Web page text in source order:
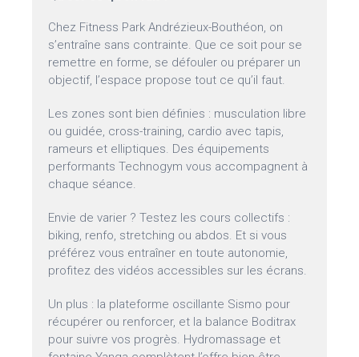
Chez Fitness Park Andrézieux-Bouthéon, on
s’entraîne sans contrainte. Que ce soit pour se
remettre en forme, se défouler ou préparer un
objectif, l’espace propose tout ce qu’il faut.
Les zones sont bien définies : musculation libre
ou guidée, cross-training, cardio avec tapis,
rameurs et elliptiques. Des équipements
performants Technogym vous accompagnent à
chaque séance.
Envie de varier ? Testez les cours collectifs :
biking, renfo, stretching ou abdos. Et si vous
préférez vous entraîner en toute autonomie,
profitez des vidéos accessibles sur les écrans.
Un plus : la plateforme oscillante Sismo pour
récupérer ou renforcer, et la balance Boditrax
pour suivre vos progrès. Hydromassage et